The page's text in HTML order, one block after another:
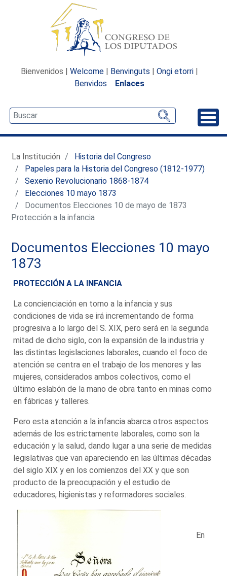
Bienvenidos | Welcome | Benvinguts | Ongi etorri |
Benvidos
Enlaces
La Institución
Historia del Congreso
Papeles para la Historia del Congreso (1812-1977)
Sexenio Revolucionario 1868-1874
Elecciones 10 mayo 1873
Documentos Elecciones 10 de mayo de 1873
Protección a la infancia
Documentos Elecciones 10 mayo
1873
PROTECCIÓN A LA INFANCIA
La concienciación en torno a la infancia y sus
condiciones de vida se irá incrementando de forma
progresiva a lo largo del S. XIX, pero será en la segunda
mitad de dicho siglo, con la expansión de la industria y
las distintas legislaciones laborales, cuando el foco de
atención se centra en el trabajo de los menores y las
mujeres, considerados ambos colectivos, como el
último eslabón de la mano de obra tanto en minas como
en fábricas y talleres.
Pero esta atención a la infancia abarca otros aspectos
además de los estrictamente laborales, como son la
educación y la salud, dando lugar a una serie de medidas
legislativas que van apareciendo en las últimas décadas
del siglo XIX y en los comienzos del XX y que son
producto de la preocupación y el estudio de
educadores, higienistas y reformadores sociales.
En